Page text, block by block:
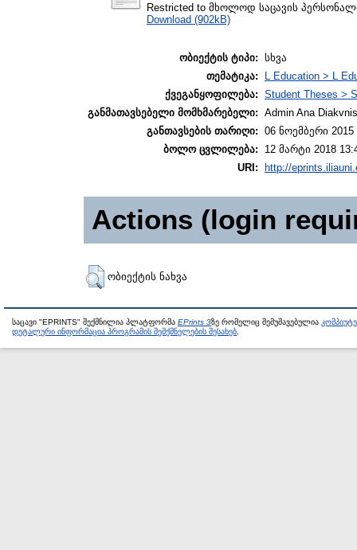
Restricted to მხოლოდ საცავის
Download (902kB)
ობიექტის ტიპი: სხვა
თემატიკა:
L Education > L
ქვეგანყოფილება: Student Theses >
განმათავსებელი მომხმარებელი: Admin Ana
განთავსების თარიღი: 06 ნოემბერი 2015
ბოლო ცვლილება:
12 მარტი 2018
URI:
http://
Actions (login
ობიექტის ნახვა
საცავი "EPRINTS" შექმნილია პლატფორმა EPrints 3ზე რომელიც შემუშავებულია
დეტალური ინფორმაცია პროგრამის შემქმნელების შესახებ.